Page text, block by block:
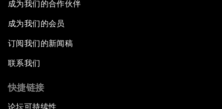
成为我们的合作伙伴
成为我们的会员
订阅我们的新闻稿
联系我们
快捷链接
论坛可持续性